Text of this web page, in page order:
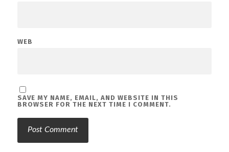
WEB
SAVE MY NAME, EMAIL, AND WEBSITE IN THIS
BROWSER FOR THE NEXT TIME I COMMENT.